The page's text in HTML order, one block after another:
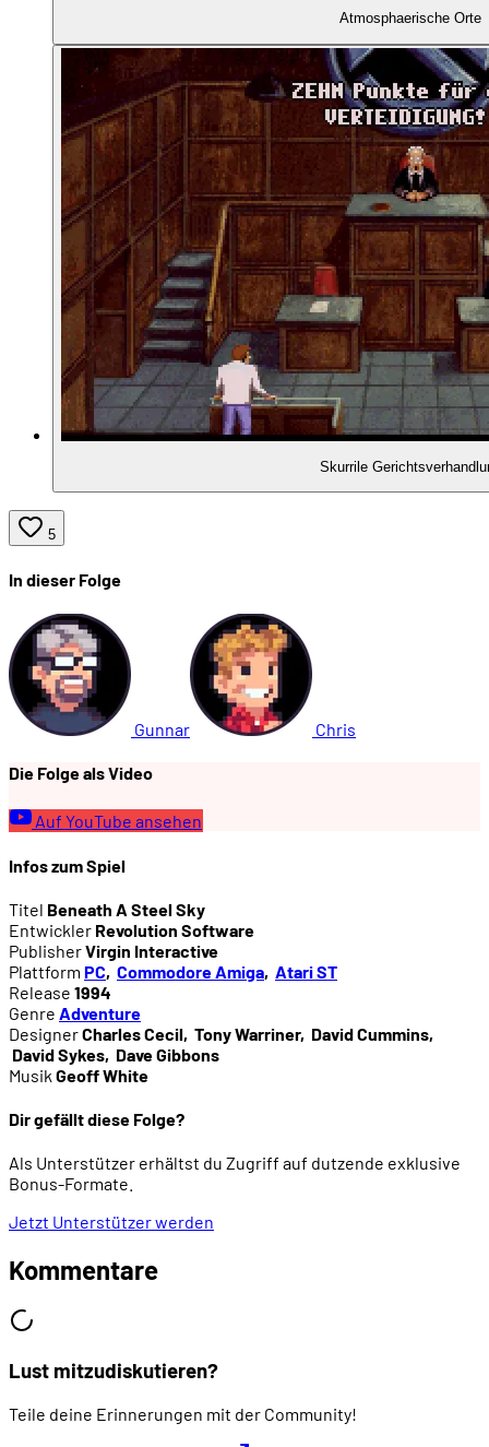
02:15:07 - Unbefriedigende Rätsel
02:16:02 - Grafische Opulenz
02:16:35 - Wenig Virtual Theatre
02:17:10 - LINC Space
02:20:05 - Fazit
02:22:10 VERABSCHIEDUNG
Atmosphaerische Orte
Skurrile
5
In dieser Folge
Gunnar Chris
Die Folge als Video
Auf YouTube ansehen
Infos zum Spiel
Titel Beneath A Steel Sky
Entwickler Revolution Software
PublisherVirgin Interactive
Plattform PC, Commodore Amiga, Atari ST
Release 1994
Genre Adventure
DesignerCharles Cecil, Tony Warriner, David Cummins,
David Sykes, Dave Gibbons
Musik Geoff White
Dir gefällt diese Folge?
Als Unterstützer erhältst du Zugriff auf dutzende exklusive
Bonus-Formate.
Jetzt Unterstützer werden
Kommentare
Lust mitzudiskutieren?
Teile deine Erinnerungen mit der Community!